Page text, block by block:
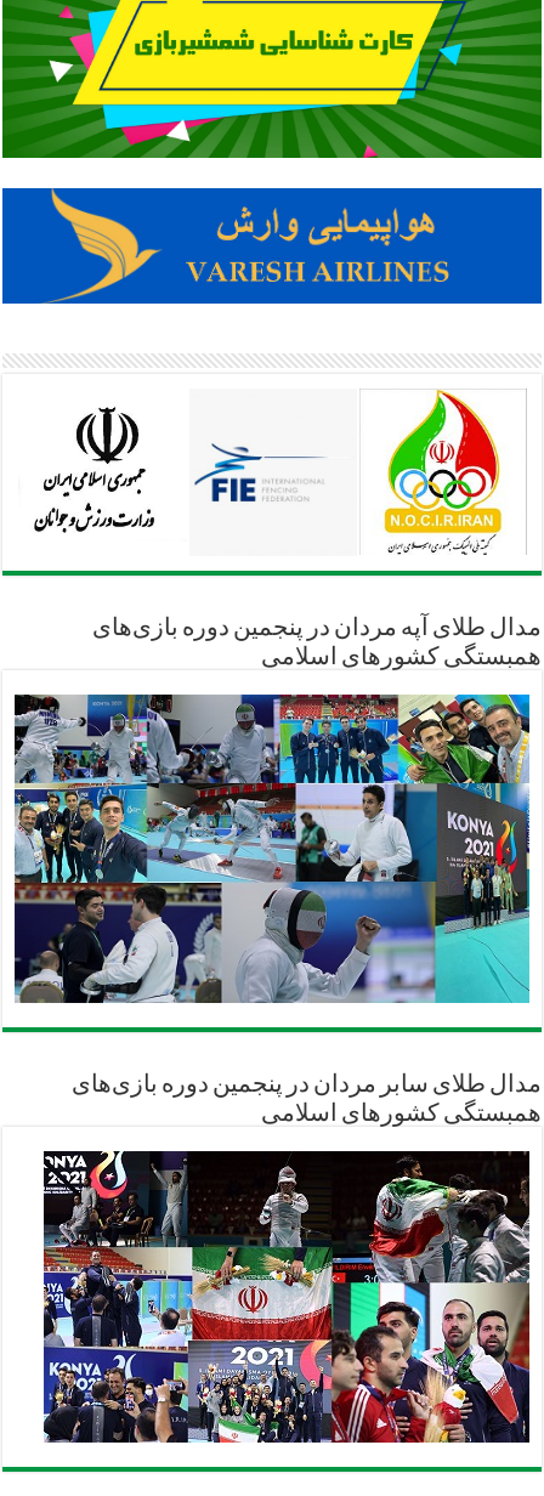
مدال طلای آپه مردان در پنجمین دوره بازی‌های
همبستگی کشورهای اسلامی
مدال طلای سابر مردان در پنجمین دوره بازی‌های
همبستگی کشورهای اسلامی